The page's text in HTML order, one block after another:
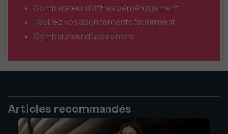
Comparateur d’offres déménagement
Résiliez vos abonnements facilement
Comparateur d’assurances
Articles recommandés